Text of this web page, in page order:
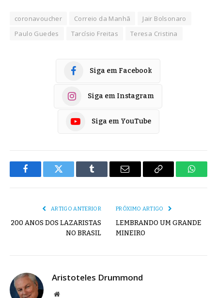
coronavoucher Correio da Manhã
Jair Bolsonaro
Paulo Guedes
Tarcísio Freitas Teresa Cristina
Siga em Facebook
Siga em Instagram
Siga em YouTube
FacebookTwitter Tumblr
E-
Copiar
ARTIGO ANTERIOR
200 ANOS DOS LAZARISTAS
NO BRASIL
PRÓXIMO ARTIGO
LEMBRANDO UM GRANDE
MINEIRO
Aristoteles Drummond
Site